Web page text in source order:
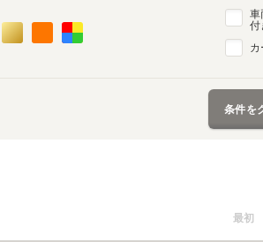
車
付
条件を
最初